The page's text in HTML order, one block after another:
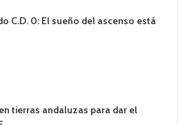
C.D. 0: El sueño del ascenso está
tierras andaluzas para dar el